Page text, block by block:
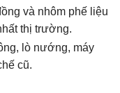
và nhôm phế liệu
thị trường.
lò nướng, máy
cũ.